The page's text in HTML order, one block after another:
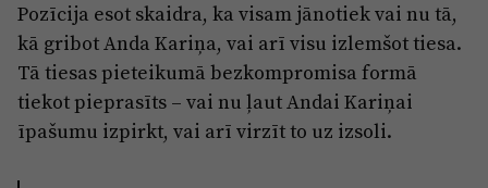
Pozīcija esot skaidra, ka visam jānotiek vai nu tā,
kā gribot Anda Kariņa, vai arī visu izlemšot tiesa.
Tā tiesas pieteikumā bezkompromisa formā
tiekot pieprasīts – vai nu ļaut Andai Kariņai
īpašumu izpirkt, vai arī virzīt to uz izsoli.